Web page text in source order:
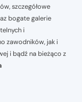
szczegółowe
bogate galerie
i
zawodników, jak i
i bądź na bieżąco z